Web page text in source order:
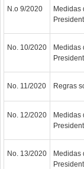
N.o 9/2020
Medidas
No. 10/2020
Medidas
No. 11/2020 Regras
No. 12/2020
Medidas
No. 13/2020
Medidas